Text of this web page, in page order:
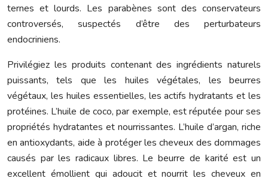
ternes et lourds. Les parabènes sont des conservateurs
controversés, suspectés d’être des perturbateurs
endocriniens.
Privilégiez les produits contenant des ingrédients naturels
puissants, tels que les huiles végétales, les beurres
végétaux, les huiles essentielles, les actifs hydratants et les
protéines. L’huile de coco, par exemple, est réputée pour ses
propriétés hydratantes et nourrissantes. L’huile d’argan, riche
en antioxydants, aide à protéger les cheveux des dommages
causés par les radicaux libres. Le beurre de karité est un
excellent émollient qui adoucit et nourrit les cheveux en